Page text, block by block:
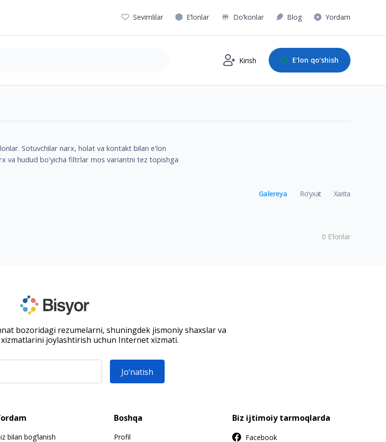
Sevimlilar E‘lonlar Do‘konlar Blog Yordam
Kirish E‘lon qo‘shish
Sotuvchilar narx, holat va kontakt bilan e'lon
va hudud bo'yicha filtrlar mos variantni tez topishga
Galereya Ro‘yxat Xarita
0 E‘lonlar
bozoridagi rezumelarni, shuningdek jismoniy shaxslar va
joylashtirish uchun Internet xizmati.
Jo‘natish
bilan bog‘lanish
Boshqa
Profil
Biz ijtimoiy tarmoqlarda
Facebook